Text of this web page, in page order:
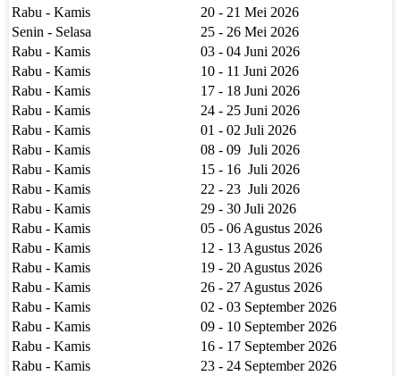
Rabu - Kamis
20 - 21 Mei 2026
Senin - Selasa
25 - 26 Mei 2026
Rabu - Kamis
03 - 04 Juni 2026
Rabu - Kamis
10 - 11 Juni 2026
Rabu - Kamis
17 - 18 Juni 2026
Rabu - Kamis
24 - 25 Juni 2026
Rabu - Kamis
01 - 02 Juli 2026
Rabu - Kamis
08 - 09 Juli 2026
Rabu - Kamis
15 - 16 Juli 2026
Rabu - Kamis
22 - 23 Juli 2026
Rabu - Kamis
29 - 30 Juli 2026
Rabu - Kamis
05 - 06 Agustus 2026
Rabu - Kamis
12 - 13 Agustus 2026
Rabu - Kamis
19 - 20 Agustus 2026
Rabu - Kamis
26 - 27 Agustus 2026
Rabu - Kamis
02 - 03 September 2026
Rabu - Kamis
09 - 10 September 2026
Rabu - Kamis
16 - 17 September 2026
Rabu - Kamis
23 - 24 September 2026